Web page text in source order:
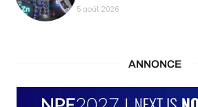
5 août 2026
ANNONCE